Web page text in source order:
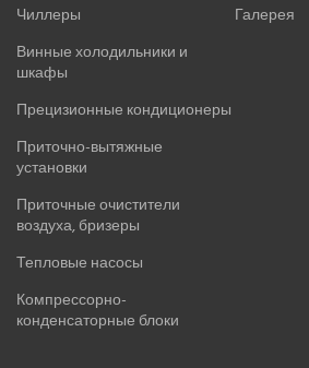
Чиллеры
Винные холодильники и
шкафы
Прецизионные кондиционеры
Приточно-вытяжные
установки
Приточные очистители
воздуха, бризеры
Тепловые насосы
Компрессорно-
конденсаторные блоки
Галерея